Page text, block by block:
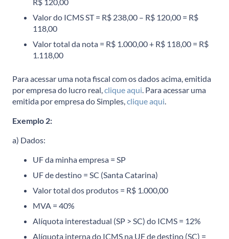
Valor do ICMS ST = R$ 238,00 – R$ 120,00 = R$
118,00
Valor total da nota = R$ 1.000,00 + R$ 118,00 = R$
1.118,00
Para acessar uma nota fiscal com os dados acima, emitida
por empresa do lucro real, clique aqui . Para acessar uma
emitida por empresa do Simples, clique aqui
Exemplo 2:
a) Dados:
UF da minha empresa = SP
UF de destino = SC (Santa Catarina)
Valor total dos produtos = R$ 1.000,00
MVA = 40%
Alíquota interestadual (SP > SC) do ICMS = 12%
Alíquota interna do ICMS na UF de destino (SC) =